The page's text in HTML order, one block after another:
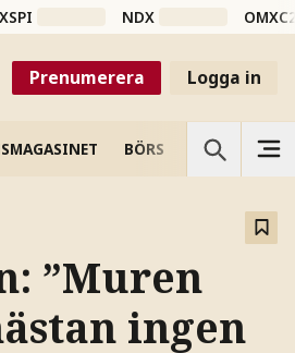
NDX
Prenumerera Logga in
BÖRS VETENSKAP
”Muren
ingen